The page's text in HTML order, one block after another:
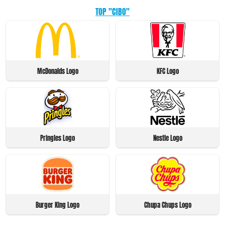
TOP "CIBO"
McDonalds Logo KFC Logo
Pringles Logo Nestle Logo
Burger King Logo Chupa Chups Logo